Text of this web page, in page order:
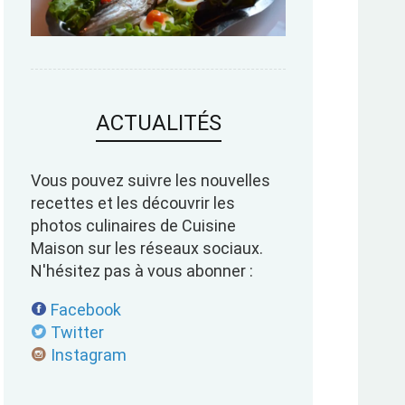
ACTUALITÉS
Vous pouvez suivre les nouvelles
recettes et les découvrir les
photos culinaires de Cuisine
Maison sur les réseaux sociaux.
N'hésitez pas à vous abonner :
Facebook
Twitter
Instagram